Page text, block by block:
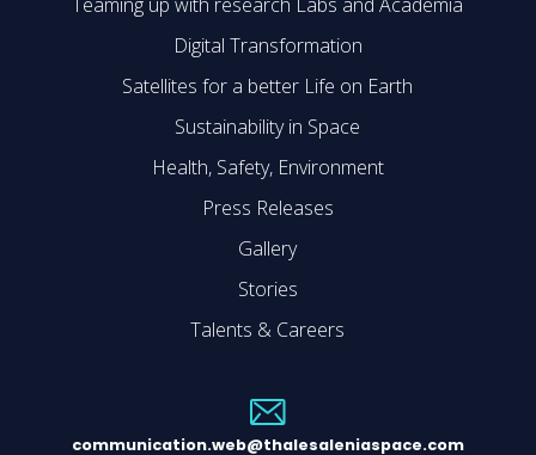
Digital Transformation
Satellites for a better Life on Earth
Sustainability in Space
Health, Safety, Environment
Press Releases
Gallery
Stories
Talents & Careers
communication.web@thalesaleniaspace.com